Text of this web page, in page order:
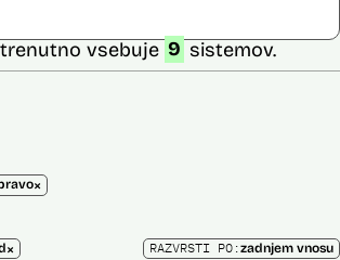
×
×
vsebuje 9 sistemov.
RAZVRSTI PO:zadnjem vnosu